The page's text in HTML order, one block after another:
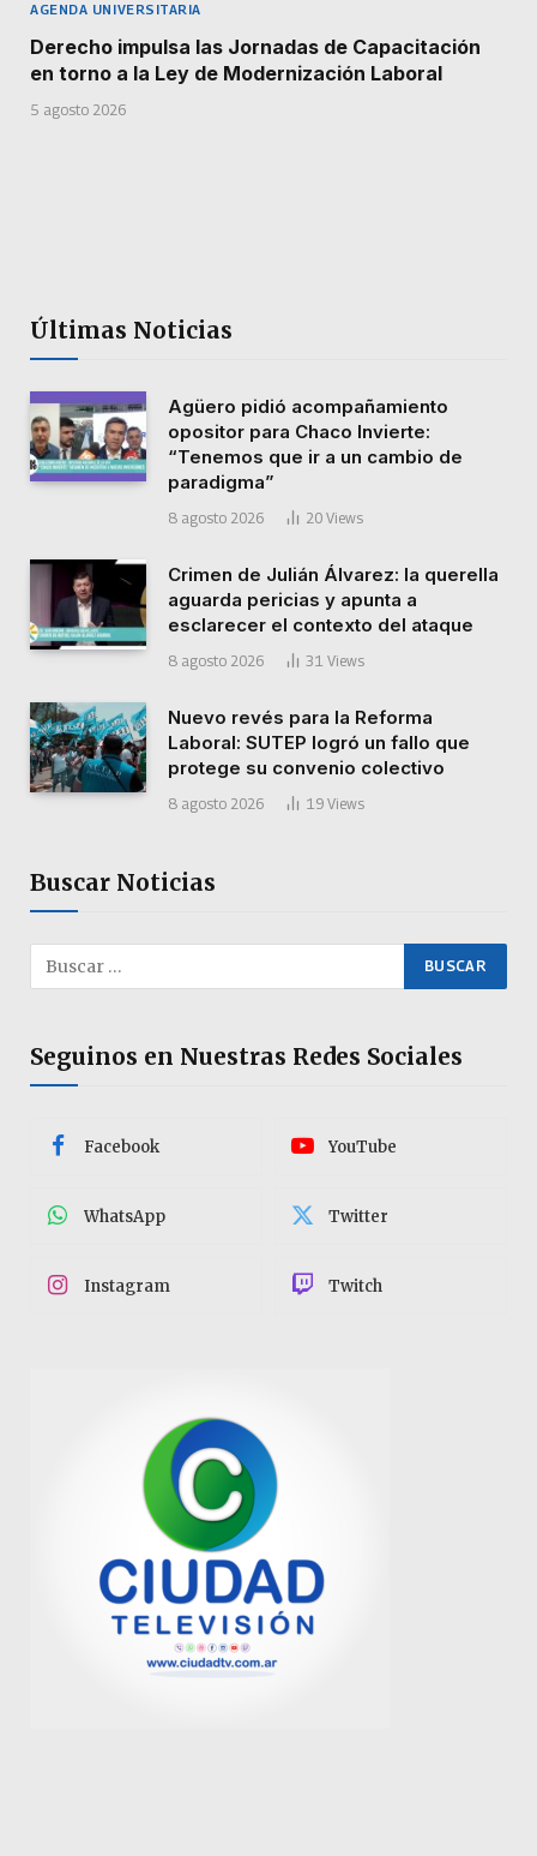
AGENDA UNIVERSITARIA
Derecho impulsa las Jornadas de Capacitación
en torno a la Ley de Modernización Laboral
5 agosto 2026
Últimas Noticias
Agüero pidió acompañamiento
opositor para Chaco Invierte:
“Tenemos que ir a un cambio de
paradigma”
8 agosto 2026 20 Views
Crimen de Julián Álvarez: la querella
aguarda pericias y apunta a
esclarecer el contexto del ataque
8 agosto 2026 31 Views
Nuevo revés para la Reforma
Laboral: SUTEP logró un fallo que
protege su convenio colectivo
8 agosto 2026 19 Views
Buscar Noticias
Seguinos en Nuestras Redes Sociales
Facebook YouTube
WhatsApp Twitter
Instagram Twitch